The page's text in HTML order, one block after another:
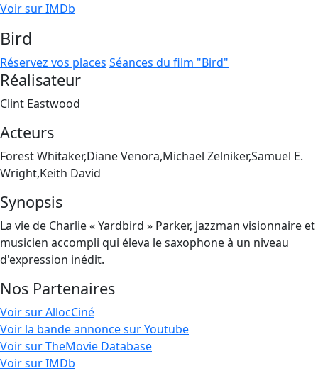
Voir sur IMDb
Bird
Réservez vos places Séances du film "Bird"
Réalisateur
Clint Eastwood
Acteurs
Forest Whitaker,Diane Venora,Michael Zelniker,Samuel E.
Wright,Keith David
Synopsis
La vie de Charlie « Yardbird » Parker, jazzman visionnaire et
musicien accompli qui éleva le saxophone à un niveau
d'expression inédit.
Nos Partenaires
Voir sur AllocCiné
Voir la bande annonce sur Youtube
Voir sur TheMovie Database
Voir sur IMDb